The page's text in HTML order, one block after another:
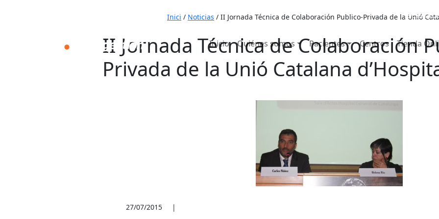
653
Inicio Quiénes somos Pacientes Centros Tienda
Inici / Noticias / II Jornada Técnica de Colaboración Publico-Privada de la Unió
II Jornada Técnica de Colaboración
Privada de la Unió Catalana
27/07/2015 |